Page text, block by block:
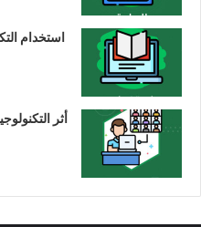
استخدام
أثر